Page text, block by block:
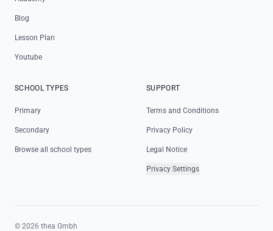
Blog
Lesson Plan
Youtube
SCHOOL TYPES
Primary
Secondary
Browse all school types
SUPPORT
Terms and Conditions
Privacy Policy
Legal Notice
Privacy Settings
© 2026 thea Gmbh